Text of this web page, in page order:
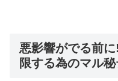
悪影響がでる前
限する為のマル